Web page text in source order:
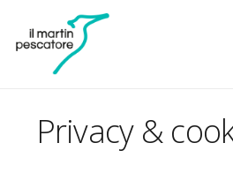
Privacy &